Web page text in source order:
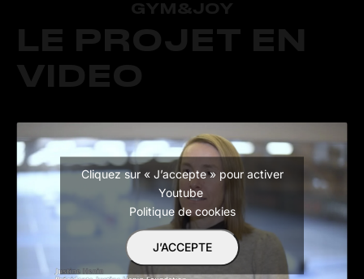
GYM&JOY
LE PROJET EN
VIDEO
Cliquez sur « J’accepte » pour activer
Youtube
Politique de cookies
J’ACCEPTE